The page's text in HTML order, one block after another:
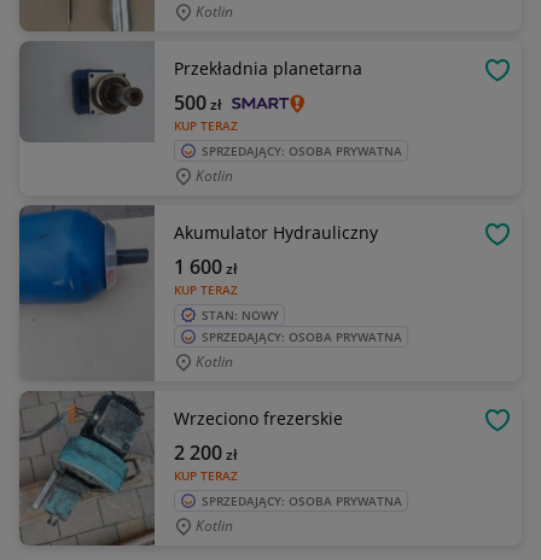
Kotlin
Przekładnia planetarna
KUP TERAZ
500zł
SPRZEDAJĄCY: OSOBA PRYWATNA
Kotlin
Akumulator Hydrauliczny
KUP TERAZ
1 600zł
STAN: NOWY
SPRZEDAJĄCY: OSOBA PRYWATNA
Kotlin
Wrzeciono frezerskie
KUP TERAZ
2 200zł
SPRZEDAJĄCY: OSOBA PRYWATNA
Kotlin